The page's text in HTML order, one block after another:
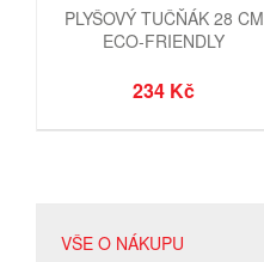
PLYŠOVÝ TUČŇÁK 28 CM
ECO-FRIENDLY
234 Kč
VŠE O NÁKUPU